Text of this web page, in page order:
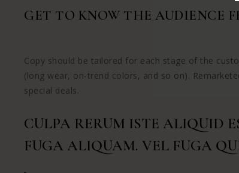
GET TO KNOW THE AUDIENCE
Copy should be tailored for each stage of the
(long wear, on-trend colors, and so on).
special deals.
CULPA RERUM ISTE ALIQUID
FUGA ALIQUAM. VEL FUGA